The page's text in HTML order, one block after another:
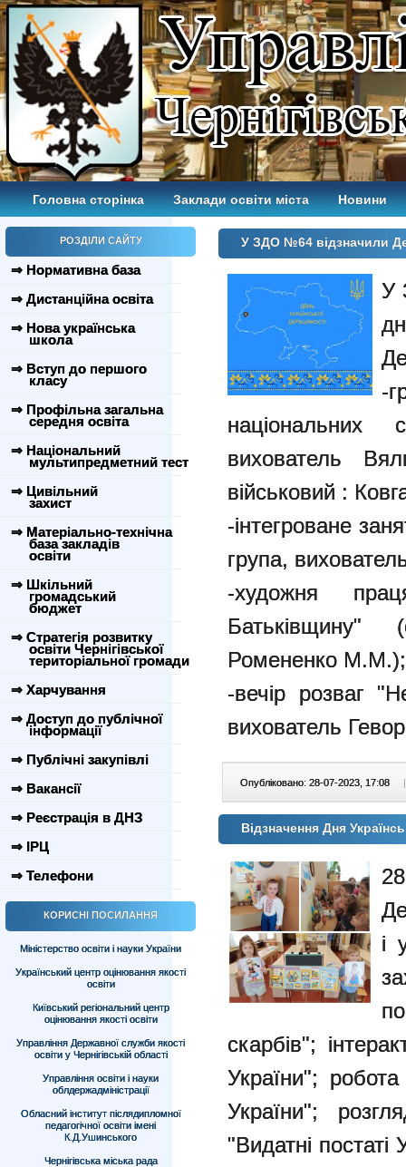
Головна сторінка Заклади освіти міста Новини
РОЗДІЛИ САЙТУ
⇒ Нормативна база
⇒ Дистанційна освіта
⇒ Нова українська
школа
⇒ Вступ до першого
класу
⇒ Профільна загальна
середня освіта
⇒ Національний
мультипредметний тест
⇒ Цивільний
захист
⇒ Матеріально-технічна
база закладів
освіти
⇒ Шкільний
громадський
бюджет
⇒ Стратегія розвитку
освіти Чернігівської
територіальної громади
⇒ Харчування
⇒ Доступ до публічної
інформації
⇒ Публічні закупівлі
⇒ Вакансії
⇒ Реєстрація в ДНЗ
⇒ ІРЦ
⇒ Телефони
КОРИСНІ ПОСИЛАННЯ
Міністерство освіти і науки України
Український центр оцінювання якості
освіти
Київський регіональний центр
оцінювання якості освіти
Управління Державної служби якості
освіти у Чернігівській області
Управління освіти і науки
облдержадміністрації
Обласний інститут післядипломної
педагогічної освіти імені
К.Д.Ушинського
Чернігівська міська рада
У ЗДО №64 відзначили
У
-
національних
вихователь
військовий :
-інтегроване
група,
-художня
Батьківщину"
Ромененко
-вечір розваг
вихователь
Опубліковано: 28-07-2023, 17:08 |
Відзначення Дня
і
скарбів";
України";
України";
"Видатні постаті